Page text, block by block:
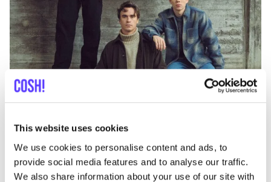
This website uses cookies
We use cookies to personalise content and ads, to
provide social media features and to analyse our traffic.
We also share information about your use of our site with